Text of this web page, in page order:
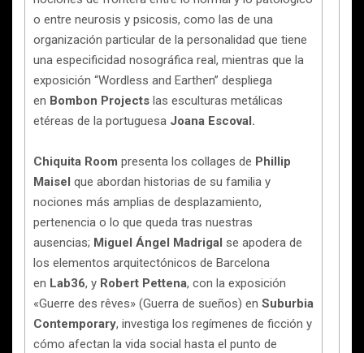
o entre neurosis y psicosis, como las de una
organización particular de la personalidad que tiene
una especificidad nosográfica real, mientras que la
exposición “Wordless and Earthen” despliega
en Bombon Projects las esculturas metálicas
etéreas de la portuguesa Joana Escoval.
Chiquita Room presenta los collages de Phillip
Maisel que abordan historias de su familia y
nociones más amplias de desplazamiento,
pertenencia o lo que queda tras nuestras
ausencias; Miguel Ángel Madrigal se apodera de
los elementos arquitectónicos de Barcelona
en Lab36, y Robert Pettena, con la exposición
«Guerre des rêves» (Guerra de sueños) en Suburbia
Contemporary, investiga los regímenes de ficción y
cómo afectan la vida social hasta el punto de